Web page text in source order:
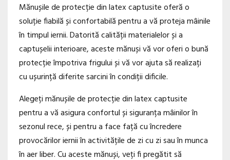
Mănușile de protecție din latex captusite oferă o
soluție fiabilă și confortabilă pentru a vă proteja mâinile
în timpul iernii. Datorită calității materialelor și a
captușelii interioare, aceste mănuși vă vor oferi o bună
protecție împotriva frigului și vă vor ajuta să realizați
cu ușurință diferite sarcini în condiții dificile.
Alegeți mănușile de protecție din latex captusite
pentru a vă asigura confortul și siguranța mâinilor în
sezonul rece, și pentru a face față cu încredere
provocărilor iernii în activitățile de zi cu zi sau în munca
în aer liber. Cu aceste mănuși, veți fi pregătit să